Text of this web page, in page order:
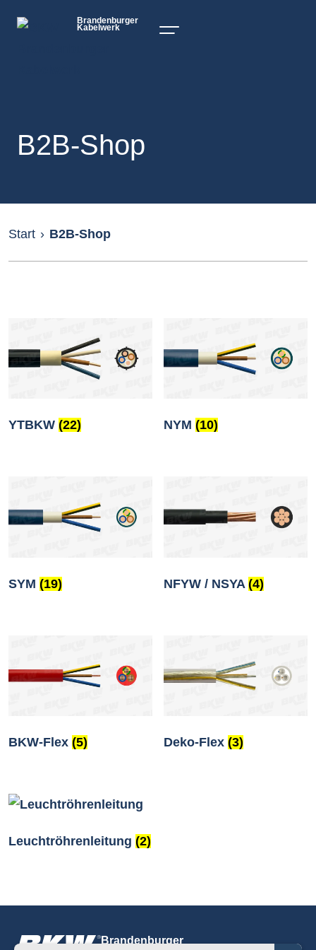
Brandenburger
Kabelwerk
B2B-Shop
Start › B2B-Shop
YTBKW (22) NYM(10)
SYM (19) NFYW / NSYA(4)
BKW-Flex (5) Deko-Flex(3)
Leuchtröhrenleitung (2)
Brandenburger